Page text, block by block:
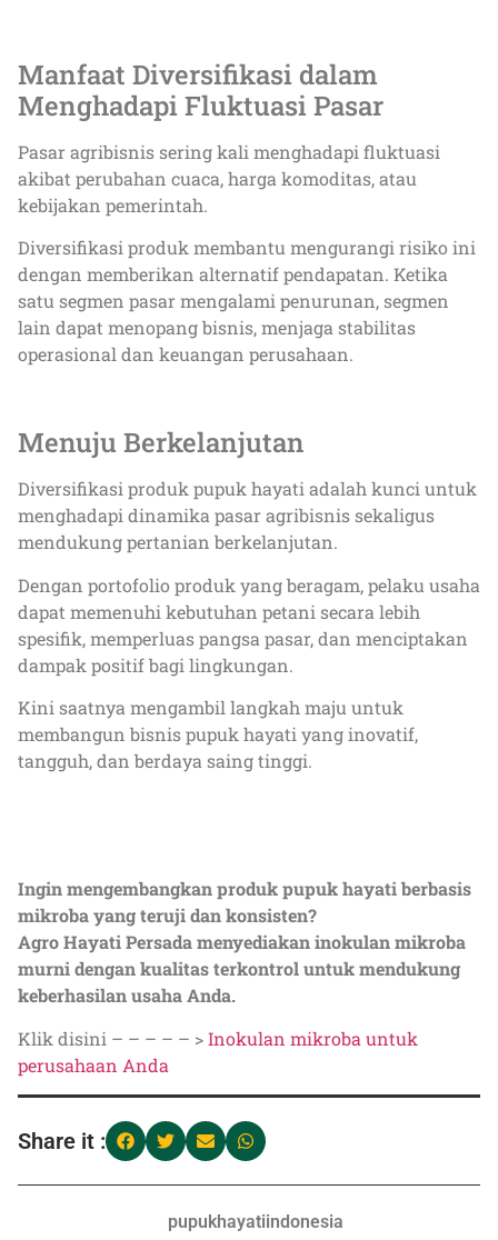
Manfaat Diversifikasi dalam
Menghadapi Fluktuasi Pasar
Pasar agribisnis sering kali menghadapi fluktuasi
akibat perubahan cuaca, harga komoditas, atau
kebijakan pemerintah.
Diversifikasi produk membantu mengurangi risiko ini
dengan memberikan alternatif pendapatan. Ketika
satu segmen pasar mengalami penurunan, segmen
lain dapat menopang bisnis, menjaga stabilitas
operasional dan keuangan perusahaan.
Menuju Berkelanjutan
Diversifikasi produk pupuk hayati adalah kunci untuk
menghadapi dinamika pasar agribisnis sekaligus
mendukung pertanian berkelanjutan.
Dengan portofolio produk yang beragam, pelaku usaha
dapat memenuhi kebutuhan petani secara lebih
spesifik, memperluas pangsa pasar, dan menciptakan
dampak positif bagi lingkungan.
Kini saatnya mengambil langkah maju untuk
membangun bisnis pupuk hayati yang inovatif,
tangguh, dan berdaya saing tinggi.
Ingin mengembangkan produk pupuk hayati berbasis
mikroba yang teruji dan konsisten?
Agro Hayati Persada menyediakan inokulan mikroba
murni dengan kualitas terkontrol untuk mendukung
keberhasilan usaha Anda.
Klik disini – – – – – >Inokulan mikroba untuk
perusahaan Anda
Share it :
pupukhayatiindonesia